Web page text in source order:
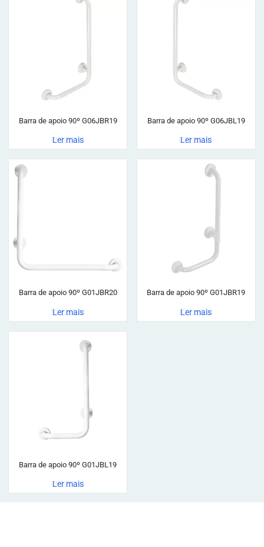
Barra de apoio 90º G06JBR19
Ler mais
Barra de apoio 90º G06JBL19
Ler mais
Barra de apoio 90º G01JBR20
Ler mais
Barra de apoio 90º G01JBR19
Ler mais
Barra de apoio 90º G01JBL19
Ler mais